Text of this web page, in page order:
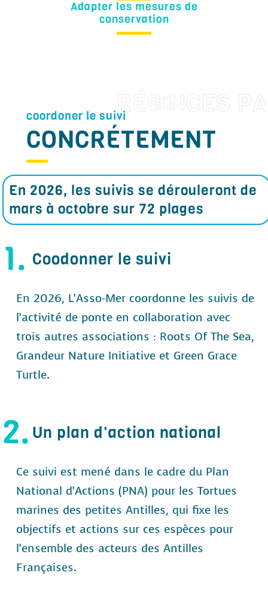
Adapter les mesures de
conservation
SEAU
coordoner le suivi
CONCRÉTEMENT
En 2026, les suivis se dérouleront de
mars à octobre sur 72 plages
1. Coodonner le suivi
En 2026, L’Asso-Mer coordonne les suivis de
l’activité de ponte en collaboration avec
trois autres associations : Roots Of The Sea,
Grandeur Nature Initiative et Green Grace
Turtle.
2. Un plan d'action national
Ce suivi est mené dans le cadre du Plan
National d’Actions (PNA) pour les Tortues
marines des petites Antilles, qui fixe les
objectifs et actions sur ces espèces pour
l’ensemble des acteurs des Antilles
Françaises.